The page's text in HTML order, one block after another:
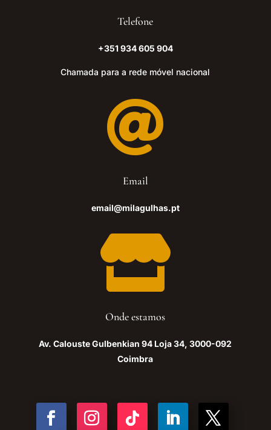
Telefone
+351 934 605 904
Chamada para a rede móvel nacional

Email
email@milagulhas.pt

Onde estamos
Av. Calouste Gulbenkian 94 Loja 34, 3000-092
Coimbra